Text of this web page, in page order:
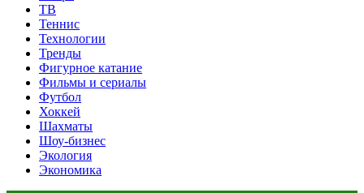
ТВ
Теннис
Технологии
Тренды
Фигурное катание
Фильмы и сериалы
Футбол
Хоккей
Шахматы
Шоу-бизнес
Экология
Экономика